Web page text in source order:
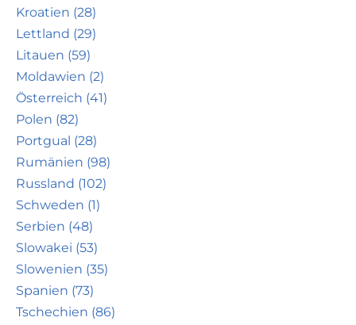
Kroatien (28)
Lettland (29)
Litauen (59)
Moldawien (2)
Österreich (41)
Polen (82)
Portgual (28)
Rumänien (98)
Russland (102)
Schweden (1)
Serbien (48)
Slowakei (53)
Slowenien (35)
Spanien (73)
Tschechien (86)